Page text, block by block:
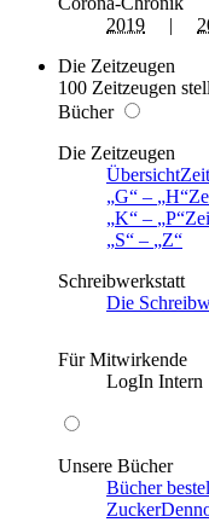
2019 |
Die Zeitzeugen
100 Zeitzeugen
Bücher
Die Zeitzeugen
Übersicht
G
– H
K
– P
S
–
Z
Schreibwerkstatt
Die
Für Mitwirkende
LogIn Intern
Unsere Bücher
Bücher
Zucker